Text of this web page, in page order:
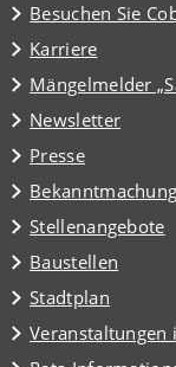
Besuchen Sie
(Öffnet
in
einem
neuen
Tab)
Karriere
Mängelmelder
(Öffnet
in
einem
neuen
Tab)
Newsletter
Presse
Stellenangebote
Baustellen
Stadtplan
(Öffnet
in
einem
Veranstaltungen
(Öffnet
in